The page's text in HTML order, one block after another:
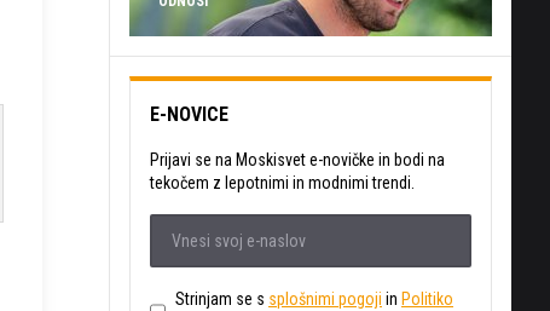
E-NOVICE
Prijavi se na Moskisvet e-novičke in bodi na
tekočem z lepotnimi in modnimi trendi.
Strinjam se s splošnimi pogoji in Politiko